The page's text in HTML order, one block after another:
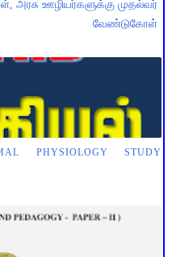
அரசு ஊழியர்களுக்கு முதல்வர்
வேண்டுகோள்
PHYSIOLOGY STUDY